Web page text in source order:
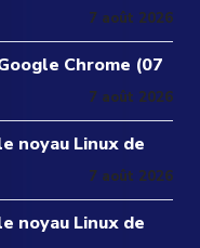
7 août 2026
Chrome (07
7 août 2026
noyau Linux de
7 août 2026
noyau Linux de